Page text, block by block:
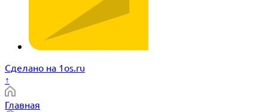
Сделано на 1os.ru
↑
Главная